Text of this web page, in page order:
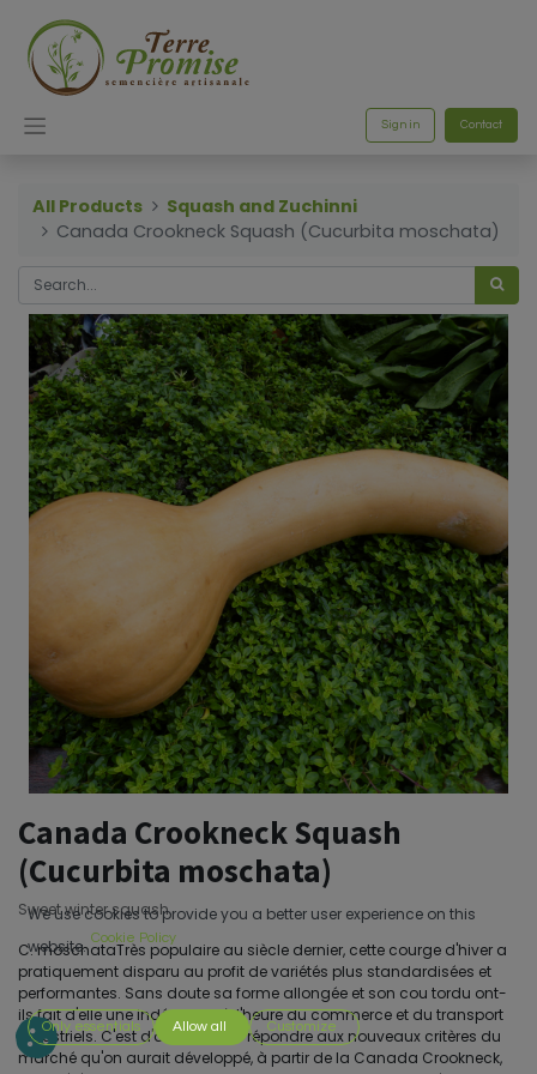
Sign in Contact
All Products
Squash and Zuchinni
Canada Crookneck Squash (Cucurbita moschata)
Canada Crookneck Squash
(Cucurbita moschata)
Sweet winter squash.
C. moschataTrès populaire au siècle dernier, cette courge d'hiver a
pratiquement disparu au profit de variétés plus standardisées et
performantes. Sans doute sa forme allongée et son cou tordu ont-
ils fait d'elle une indésirable à l'heure du commerce et du transport
industriels. C'est d'ailleurs pour répondre aux nouveaux critères du
marché qu'on aurait développé, à partir de la Canada Crookneck,
We use cookies to provide you a better user experience on this
website. Cookie Policy
Only essentials Allow all Customize